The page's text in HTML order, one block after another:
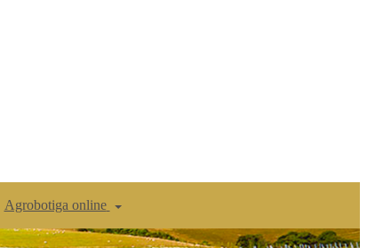
Agrobotiga online